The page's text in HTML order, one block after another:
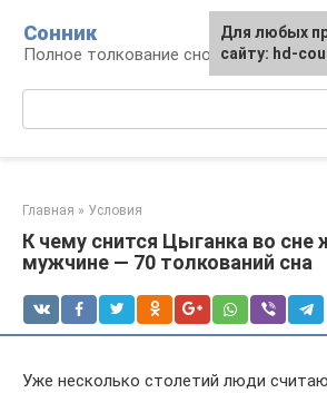
контенту
Сонник
Полное толкование снов
Главная » Условия
К чему снится Цыганка во сне
мужчине — 70 толкований сна
Уже несколько столетий люди
Для любых
сайту: hd-